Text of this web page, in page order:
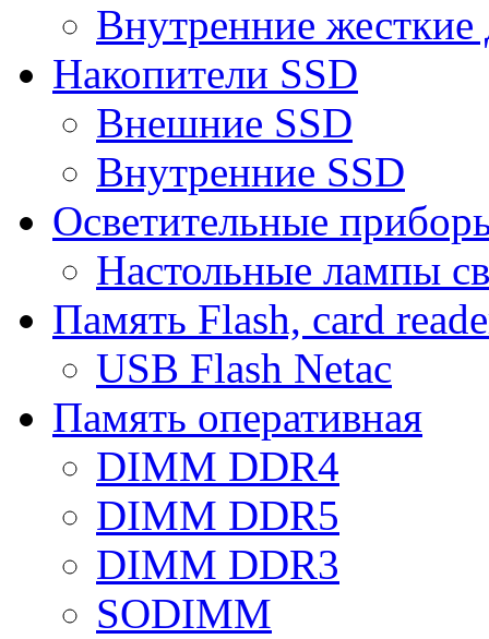
Внутренние
Накопители SSD
Внешние SSD
Внутренние SSD
Осветительные
Настольные лампы
Память Flash, card
USB Flash Netac
Память оперативная
DIMM DDR4
DIMM DDR5
DIMM DDR3
SODIMM